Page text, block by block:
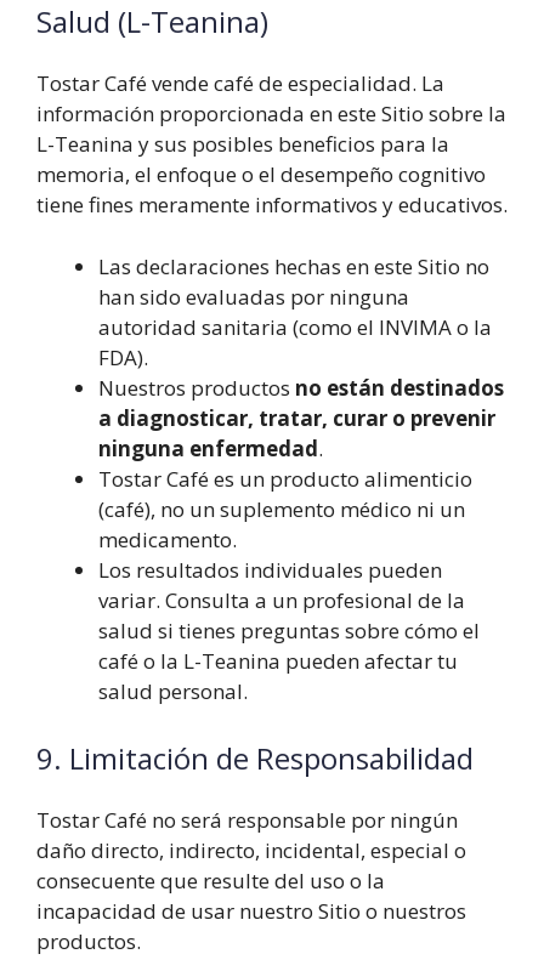
Salud (L-Teanina)
Tostar Café vende café de especialidad. La
información proporcionada en este Sitio sobre la
L-Teanina y sus posibles beneficios para la
memoria, el enfoque o el desempeño cognitivo
tiene fines meramente informativos y educativos.
Las declaraciones hechas en este Sitio no
han sido evaluadas por ninguna
autoridad sanitaria (como el INVIMA o la
FDA).
Nuestros productos no están destinados
a diagnosticar, tratar, curar o prevenir
ninguna enfermedad.
Tostar Café es un producto alimenticio
(café), no un suplemento médico ni un
medicamento.
Los resultados individuales pueden
variar. Consulta a un profesional de la
salud si tienes preguntas sobre cómo el
café o la L-Teanina pueden afectar tu
salud personal.
9. Limitación de Responsabilidad
Tostar Café no será responsable por ningún
daño directo, indirecto, incidental, especial o
consecuente que resulte del uso o la
incapacidad de usar nuestro Sitio o nuestros
productos.